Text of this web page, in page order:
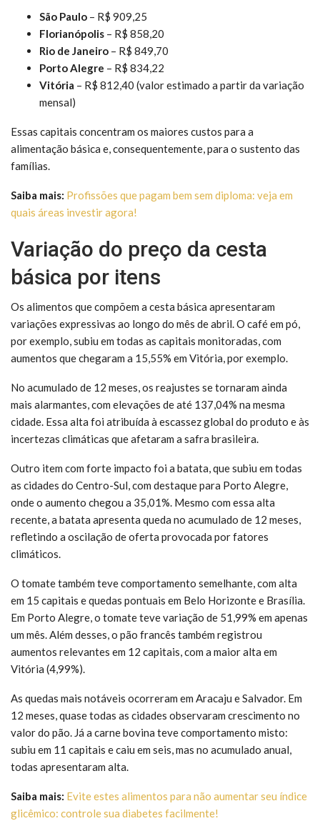
São Paulo – R$ 909,25
Florianópolis – R$ 858,20
Rio de Janeiro – R$ 849,70
Porto Alegre – R$ 834,22
Vitória – R$ 812,40 (valor estimado a partir da variação
mensal)
Essas capitais concentram os maiores custos para a
alimentação básica e, consequentemente, para o sustento das
famílias.
Saiba mais: Profissões que pagam bem sem diploma: veja em
quais áreas investir agora!
Variação do preço da cesta
básica por itens
Os alimentos que compõem a cesta básica apresentaram
variações expressivas ao longo do mês de abril. O café em pó,
por exemplo, subiu em todas as capitais monitoradas, com
aumentos que chegaram a 15,55% em Vitória, por exemplo.
No acumulado de 12 meses, os reajustes se tornaram ainda
mais alarmantes, com elevações de até 137,04% na mesma
cidade. Essa alta foi atribuída à escassez global do produto e às
incertezas climáticas que afetaram a safra brasileira.
Outro item com forte impacto foi a batata, que subiu em todas
as cidades do Centro-Sul, com destaque para Porto Alegre,
onde o aumento chegou a 35,01%. Mesmo com essa alta
recente, a batata apresenta queda no acumulado de 12 meses,
refletindo a oscilação de oferta provocada por fatores
climáticos.
O tomate também teve comportamento semelhante, com alta
em 15 capitais e quedas pontuais em Belo Horizonte e Brasília.
Em Porto Alegre, o tomate teve variação de 51,99% em apenas
um mês. Além desses, o pão francês também registrou
aumentos relevantes em 12 capitais, com a maior alta em
Vitória (4,99%).
As quedas mais notáveis ocorreram em Aracaju e Salvador. Em
12 meses, quase todas as cidades observaram crescimento no
valor do pão. Já a carne bovina teve comportamento misto:
subiu em 11 capitais e caiu em seis, mas no acumulado anual,
todas apresentaram alta.
Saiba mais: Evite estes alimentos para não aumentar seu índice
glicêmico: controle sua diabetes facilmente!